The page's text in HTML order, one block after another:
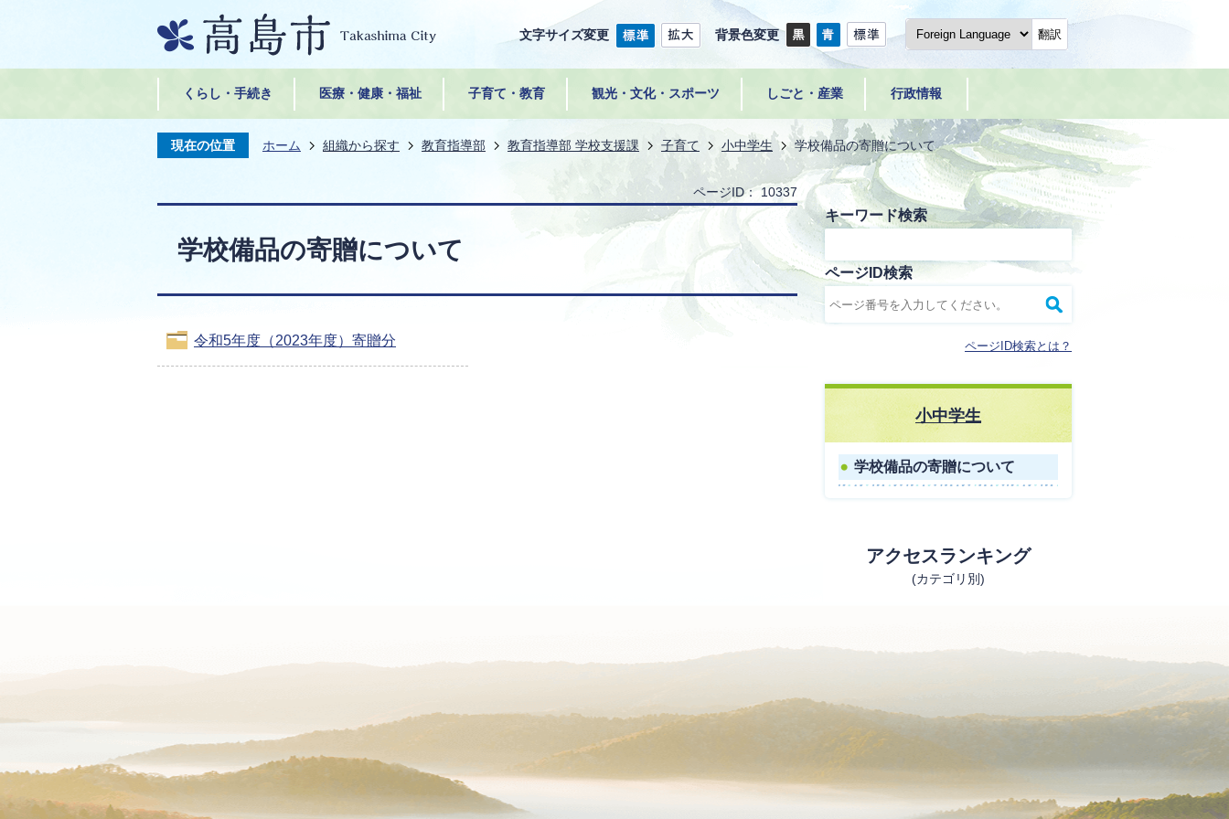
文字サイズ変更 背景色変更 翻訳
くらし・手続き 医療・健康・福祉 子育て・教育 観光・文化・スポーツ しごと・産業 行政情報
現在の位置 ホーム 組織から探す 教育指導部 教育指導部 学校支援課 子育て 小中学生 学校備品の寄贈について
ページID： 10337
学校備品の寄贈について
令和5年度（2023年度）寄贈分
キーワード検索
ページID検索
ページID検索とは？
小中学生
学校備品の寄贈について
アクセスランキング
(カテゴリ別)